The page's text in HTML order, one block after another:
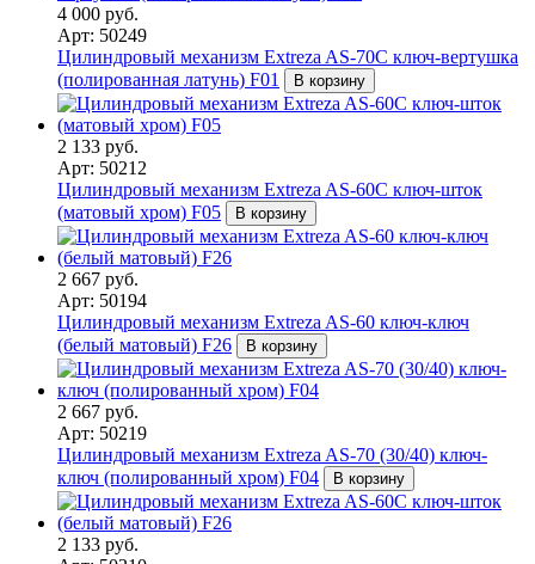
4 000 руб.
Арт: 50249
Цилиндровый механизм Extreza AS-70C ключ-вертушка
(полированная латунь) F01
В корзину
2 133 руб.
Арт: 50212
Цилиндровый механизм Extreza AS-60C ключ-шток
(матовый хром) F05
В корзину
2 667 руб.
Арт: 50194
Цилиндровый механизм Extreza AS-60 ключ-ключ
(белый матовый) F26
В корзину
2 667 руб.
Арт: 50219
Цилиндровый механизм Extreza AS-70 (30/40) ключ-
ключ (полированный хром) F04
В корзину
2 133 руб.